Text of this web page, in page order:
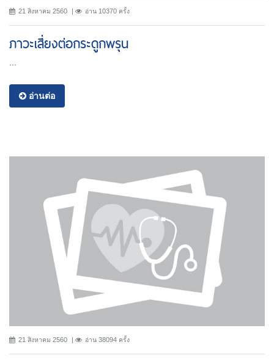
21 สิงหาคม 2560 อ่าน 10370 ครั้ง
ภาวะเสี่ยงต่อกระดูกพรุน
อ่านต่อ
21 สิงหาคม 2560 อ่าน 38094 ครั้ง